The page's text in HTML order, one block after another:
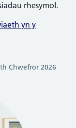
rhesymol.
yn y
Chwefror 2026